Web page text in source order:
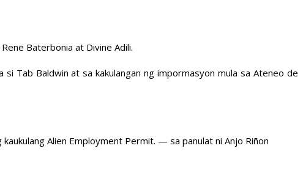
Baterbonia at Divine Adili.
Tab Baldwin at sa kakulangan ng impormasyon mula sa Ateneo de
Alien Employment Permit. — sa panulat ni Anjo Riñon